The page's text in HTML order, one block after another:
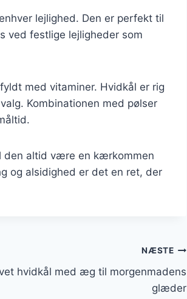
lejlighed. Den er perfekt til
ved festlige lejligheder som
med vitaminer. Hvidkål er rig
Kombinationen med pølser
den altid være en kærkommen
og alsidighed er det en ret, der
NÆSTE
hvidkål med æg til morgenmadens
glæder